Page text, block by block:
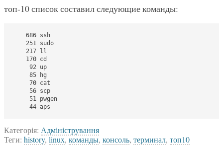
топ-10 список составил следующие команды:
Категорія: Адміністрування
Теги: history,linux,команды, консоль, терминал, топ10